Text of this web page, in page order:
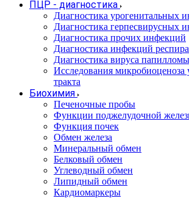
ПЦР - диагностика
Диагностика урогенитальных
Диагностика герпесвирусных
Диагностика прочих инфекций
Диагностика инфекций
Диагностика вируса
Исследования микробиоценоза
тракта
Биохимия
Печеночные пробы
Функции поджелудочной
Функция почек
Обмен железа
Минеральный обмен
Белковый обмен
Углеводный обмен
Липидный обмен
Кардиомаркеры